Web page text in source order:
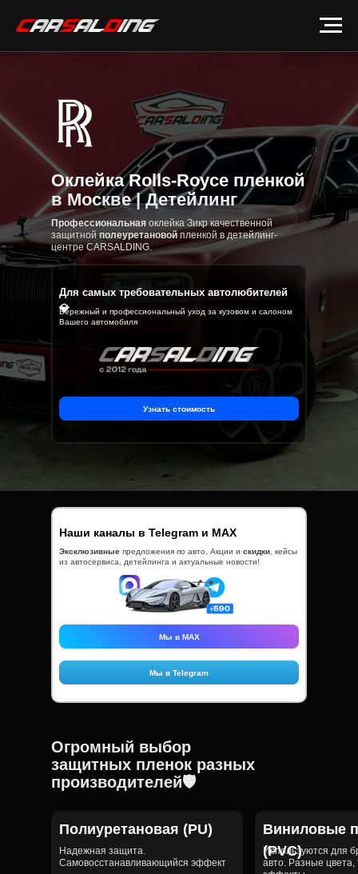
Бережный и профессиональный уход за кузовом и салоном
Вашего автомобиля
Для самых требовательных автолюбителей
💎
Профессиональная оклейка Зикр качественной
защитнойполеуретановой пленкой в детейлинг-
центре CARSALDING.
Оклейка Rolls-Royce пленкой
в Москве | Детейлинг
Узнать стоимость
Эксклюзивные предложения по авто, Акции и скидки , кейсы
из автосервиса, детейлинга и актуальные новости!
Наши каналы в Telegram и MAX
Мы в MAX
Мы в Telegram
Огромный выбор
защитных пленок разных
производителей🛡️
Полиуретановая (PU)
Надежная защита.
Самовосстанавливающийся эффект
Виниловые
(PVC)
Используются для
авто. Разные цвета,